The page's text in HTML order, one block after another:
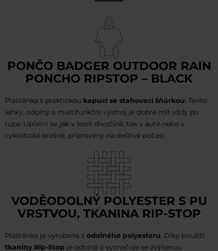
PONČO BADGER OUTDOOR RAIN
PONCHO RIPSTOP – BLACK
Pláštěnka s praktickou kapucí se stahovací šňůrkou. Tento
lehký, odolný a multifunkční výstroj je dobré mít vždy po
ruce. Uplatní se jak v lesní divočině, tak v autě nebo v
cyklistické brašně, připravený na deštivé počasí.
VODĚODOLNÝ POLYESTER S PU
VRSTVOU, TKANINA RIP-STOP
Pláštěnka je vyrobena z odolného polyesteru. Díky použití
tkaniny Rip-Stop je odolná a vyznačuje se zvýšenou